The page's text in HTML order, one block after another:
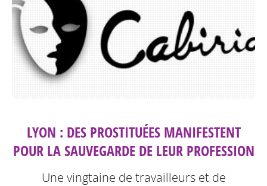
LYON : DES PROSTITUÉES MANIFESTENT
POUR LA SAUVEGARDE DE LEUR PROFESSION
Une vingtaine de travailleurs et de